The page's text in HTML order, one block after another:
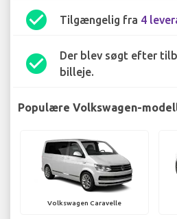
check_circle Tilgængelig fra 4
check_circle
Der blev søgt efter
billeje.
Populære Volkswagen-
Volkswagen Caravelle